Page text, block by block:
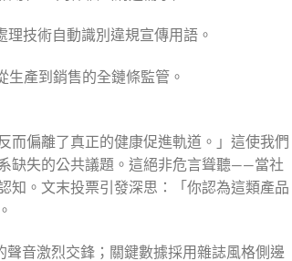
技術自動識別違規宣傳用語。
產到銷售的全鏈條監管。
而偏離了真正的健康促進軌道。」這使我們
缺失的公共議題。這絕非危言聳聽——當社
知。文末投票引發深思：「你認為這類產品
聲音激烈交鋒；關鍵數據採用雜誌風格側邊